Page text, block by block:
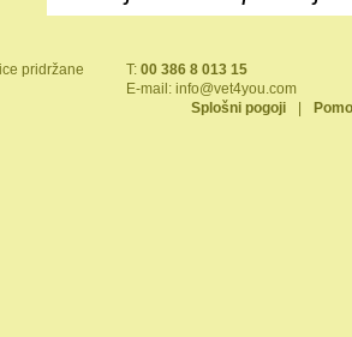
pridržane
T: 00 386 8 013 15
E-mail: info@vet4you.com
Splošni pogoji